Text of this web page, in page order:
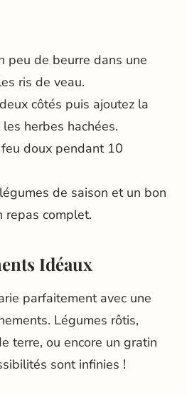
peu de beurre dans une
ris de veau.
côtés puis ajoutez la
herbes hachées.
doux pendant 10
de saison et un bon
repas complet.
Idéaux
parfaitement avec une
Légumes rôtis,
terre, ou encore un gratin
sont infinies !